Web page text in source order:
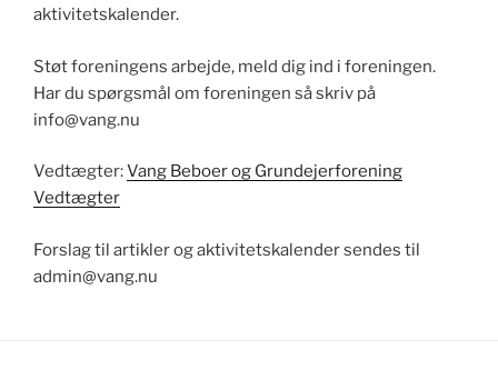
aktivitetskalender.
Støt foreningens arbejde, meld dig ind i foreningen.
Har du spørgsmål om foreningen så skriv på
info@vang.nu
Vedtægter:Vang Beboer og Grundejerforening
Vedtægter
Forslag til artikler og aktivitetskalender sendes til
admin@vang.nu